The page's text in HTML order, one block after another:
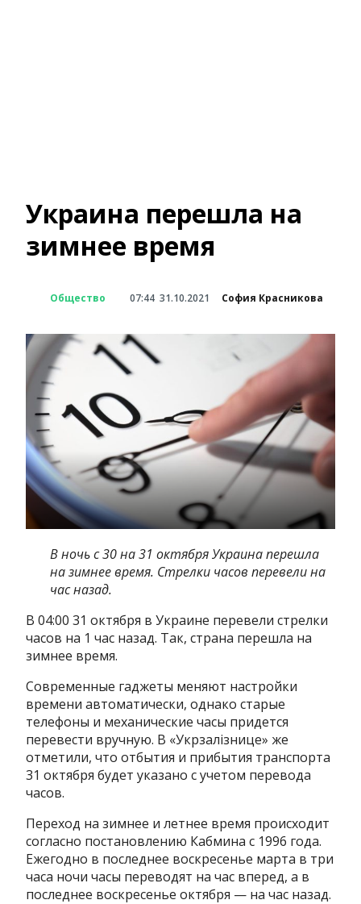
Украина перешла на
зимнее время
Общество 07:44 31.10.2021 София Красникова
В ночь с 30 на 31 октября Украина перешла
на зимнее время. Стрелки часов перевели на
час назад.
В 04:00 31 октября в Украине перевели стрелки
часов на 1 час назад. Так, страна перешла на
зимнее время.
Современные гаджеты меняют настройки
времени автоматически, однако старые
телефоны и механические часы придется
перевести вручную. В «Укрзалізнице» же
отметили, что отбытия и прибытия транспорта
31 октября будет указано с учетом перевода
часов.
Переход на зимнее и летнее время происходит
согласно постановлению Кабмина с 1996 года.
Ежегодно в последнее воскресенье марта в три
часа ночи часы переводят на час вперед, а в
последнее воскресенье октября — на час назад.